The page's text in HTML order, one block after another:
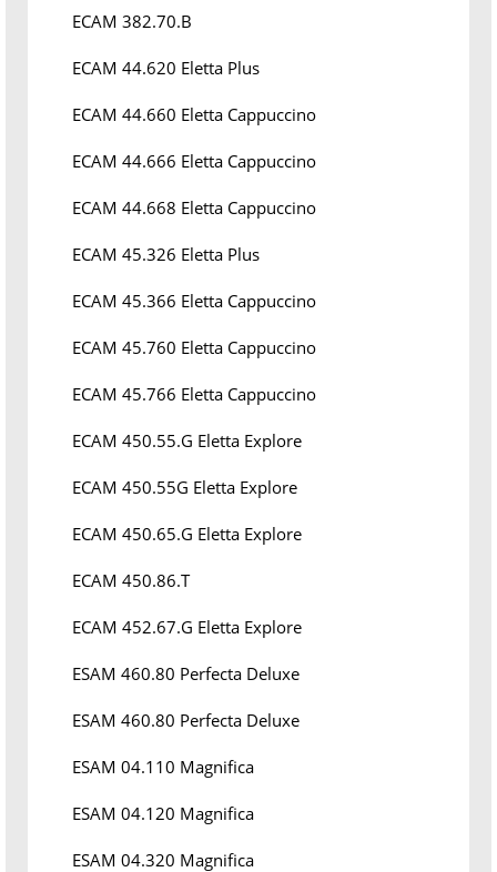
ECAM 382.70.B
ECAM 44.620 Eletta Plus
ECAM 44.660 Eletta Cappuccino
ECAM 44.666 Eletta Cappuccino
ECAM 44.668 Eletta Cappuccino
ECAM 45.326 Eletta Plus
ECAM 45.366 Eletta Cappuccino
ECAM 45.760 Eletta Cappuccino
ECAM 45.766 Eletta Cappuccino
ECAM 450.55.G Eletta Explore
ECAM 450.55G Eletta Explore
ECAM 450.65.G Eletta Explore
ECAM 450.86.T
ECAM 452.67.G Eletta Explore
ESAM 460.80 Perfecta Deluxe
ESAM 460.80 Perfecta Deluxe
ESAM 04.110 Magnifica
ESAM 04.120 Magnifica
ESAM 04.320 Magnifica